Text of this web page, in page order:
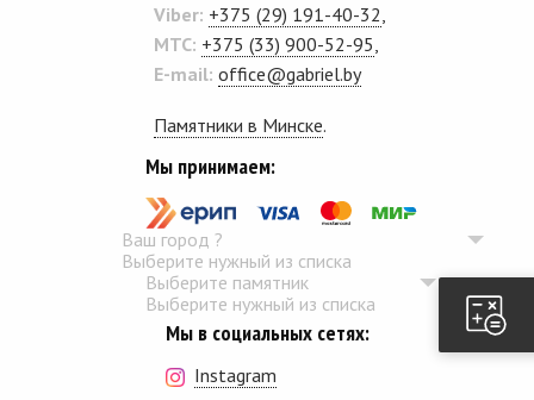
Viber: +375 (29) 191-40-32
MTC: +375 (33) 900-52-95
E-mail: office@gabriel.by
Памятники в Минске.
Мы принимаем:
Ваш город ?
Выберите нужный из списка
Выберите памятник
Выберите нужный из списка
Мы в социальных сетях:
Instagram